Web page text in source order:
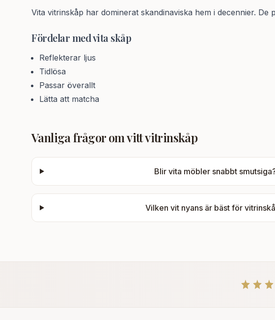
Vita vitrinskåp har dominerat skandinaviska hem i decennier.
Fördelar med vita skåp
Reflekterar ljus
Tidlösa
Passar överallt
Lätta att matcha
Vanliga frågor omvitt vitrinskåp
Blir vita möbler snabbt
Vilken vit nyans är bäst för